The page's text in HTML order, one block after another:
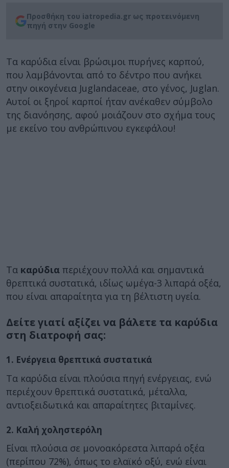
Προσθήκη του iatropedia.gr ως προτεινόμενη
πηγή στην Google
Τα καρύδια είναι βρώσιμοι πυρήνες καρπού,
που λαμβάνονται από το δέντρο που ανήκει
στην οικογένεια Juglandaceae, στο γένος, Juglan.
Αυτοί οι ξηροί καρποί ήταν ανέκαθεν σύμβολο
της διανόησης, αφού μοιάζουν στο σχήμα τους
με εκείνο του ανθρώπινου εγκεφάλου!
Τα καρύδια περιέχουν πολλά και σημαντικά
θρεπτικά συστατικά, ιδίως ωμέγα-3 λιπαρά οξέα,
που είναι απαραίτητα για τη βέλτιστη υγεία.
Δείτε γιατί αξίζει να βάλετε τα καρύδια
στη διατροφή σας:
1. Ενέργεια θρεπτικά συστατικά
Τα καρύδια είναι πλούσια πηγή ενέργειας, ενώ
περιέχουν θρεπτικά συστατικά, μέταλλα,
αντιοξειδωτικά και απαραίτητες βιταμίνες.
2. Καλή χοληστερόλη
Είναι πλούσια σε μονοακόρεστα λιπαρά οξέα
(περίπου 72%), όπως το ελαϊκό οξύ, ενώ είναι